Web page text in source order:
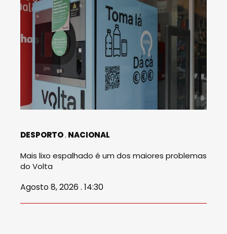
DESPORTO NACIONAL
Mais lixo espalhado é um dos maiores problemas
do Volta
Agosto 8, 2026 . 14:30